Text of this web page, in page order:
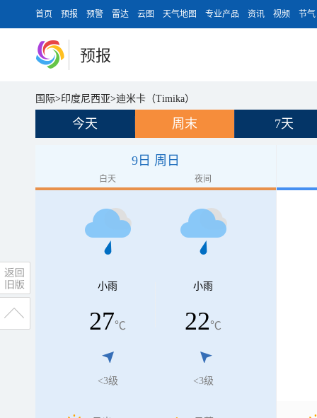
首页 预报 预警 雷达 云图 天气地图 专业产品 资讯 视频 节气
预报
国际>印度尼西亚>迪米卡（Timika）
今天 周末 7天
9日 周日
白天 夜间
小雨
27℃
<3级
小雨
22℃
<3级